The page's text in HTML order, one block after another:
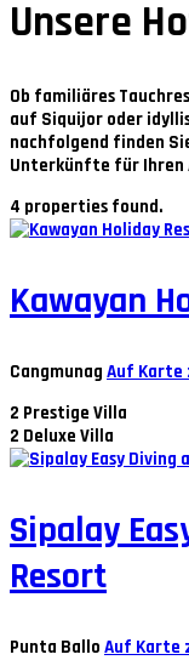
Unsere
Ob familiäres
auf Siquijor oder
nachfolgend finden
Unterkünfte für Ihren
4 properties found.
Kawayan
Cangmunag Auf Karte
2 Prestige Villa
2 Deluxe Villa
Sipalay
Resort
Punta Ballo Auf Karte